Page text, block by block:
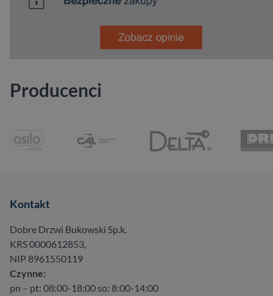
Producenci
Kontakt
Dobre Drzwi Bukowski Sp.k.
KRS 0000612853,
NIP 8961550119
Czynne:
pn – pt: 08:00-18:00 so: 8:00-14:00